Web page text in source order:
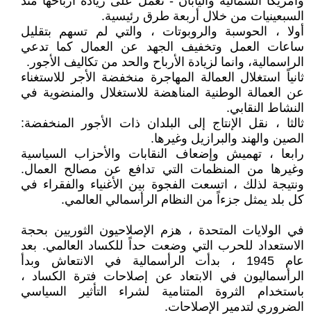
السبعينيات من خلال أربعة طرق رئيسية.
أولا ، الحوسبة والروبوتات ، والتي لم تسهم بتقليل
ساعات العمل وتخفيف الجهد عن العمال كما تدعي
الراسمالية، وانما لزيادة الأرباح والحد من تكاليف الأجور.
ثانياً استغلال العمالة المهاجرة منخفضة الأجر للاستغناء
عن العمالة الوطنية المناهضة للاستغلال والمنضوية في
النشاط النقابي.
ثالثا ، نقل الإنتاج إلى البلدان ذات الأجور المنخفضة:
الصين والهند والبرازيل وغيرها.
رابعا ، تهميش وإضعاف النقابات والأحزاب السياسية
وغيرها من المنظمات التي تدافع عن مصالح العمال.
ونتيجة لذلك ، اتسعت الفجوة بين الأغنياء والفقراء في
كل بلد يمثل جزءاً من النظام الرأسمالي العالمي.
في الولايات المتحدة ، هزم الإصلاحيون الثوريين بحجة
الاستعداد للحرب التي وضعت حداً للكساد العالمي. بعد
عام 1945 ، بدأت الرأسمالية في الانتعاش وبدأ
الرأسماليون في الابتعاد عن إصلاحات فترة الكساد ،
باستخدام الثروة المتنامية لشراء التأثير السياسي
الضروري لتدمير الإصلاحات.